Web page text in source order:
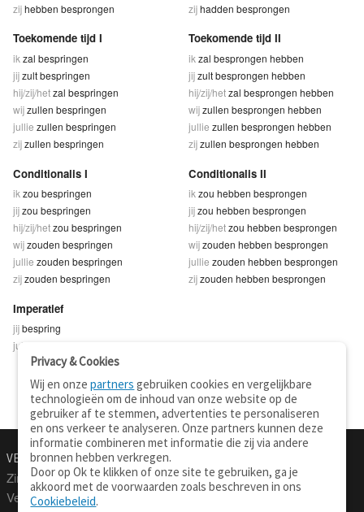
zijhebben besprongen
zijhadden besprongen
Toekomende tijd I
ik zal bespringen
jijzult bespringen
hij/zij/hetzal bespringen
wijzullen bespringen
jullie zullen bespringen
zijzullen bespringen
Toekomende tijd II
ik zal besprongen hebben
jijzult besprongen hebben
hij/zij/hetzal besprongen hebben
wijzullen besprongen hebben
jullie zullen besprongen hebben
zijzullen besprongen hebben
Conditionalis I
ik zou bespringen
jijzou bespringen
hij/zij/hetzou bespringen
wijzouden bespringen
jullie zouden bespringen
zijzouden bespringen
Conditionalis II
ik zou hebben besprongen
jijzou hebben besprongen
hij/zij/hetzou hebben besprongen
wijzouden hebben besprongen
jullie zouden hebben besprongen
zijzouden hebben besprongen
Imperatief
jijbespring
jullie
VERTALEN.NU
Zinnen vertalen
Verklarend woordenboek
Over deze site
Privacy & Cookies
Wij en onzepartners gebruiken cookies en vergelijkbare
technologieën om de inhoud van onze website op de
gebruiker af te stemmen, advertenties te personaliseren
en ons verkeer te analyseren. Onze partners kunnen deze
informatie combineren met informatie die zij via andere
bronnen hebben verkregen.
Door op Ok te klikken of onze site te gebruiken, ga je
akkoord met de voorwaarden zoals beschreven in ons
Cookiebeleid.